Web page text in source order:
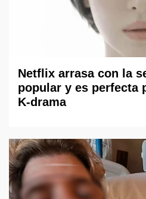
Netflix arrasa con la
popular y es perfecta
K-drama